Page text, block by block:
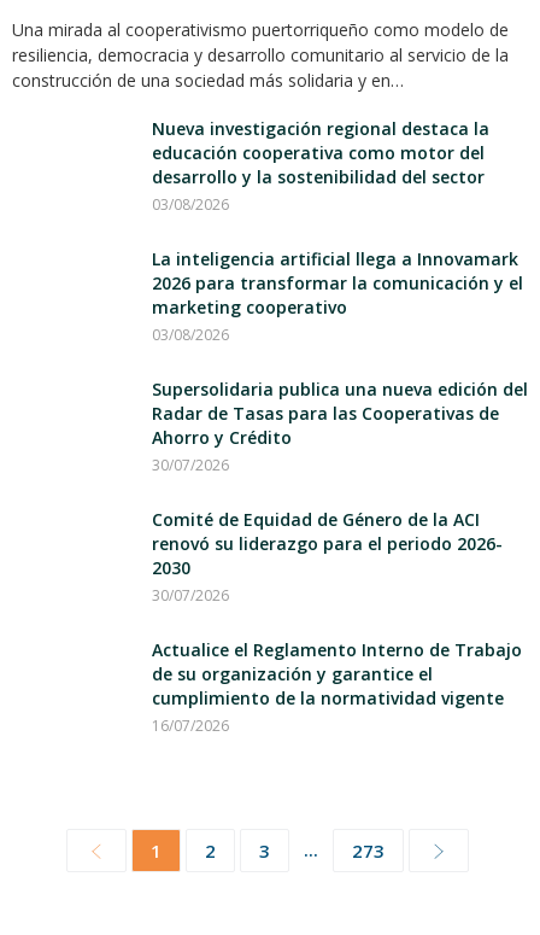
Una mirada al cooperativismo puertorriqueño como modelo de
resiliencia, democracia y desarrollo comunitario al servicio de la
construcción de una sociedad más solidaria y en…
Nueva investigación regional destaca la
educación cooperativa como motor del
desarrollo y la sostenibilidad del sector
03/08/2026
La inteligencia artificial llega a Innovamark
2026 para transformar la comunicación y el
marketing cooperativo
03/08/2026
Supersolidaria publica una nueva edición del
Radar de Tasas para las Cooperativas de
Ahorro y Crédito
30/07/2026
Comité de Equidad de Género de la ACI
renovó su liderazgo para el periodo 2026-
2030
30/07/2026
Actualice el Reglamento Interno de Trabajo
de su organización y garantice el
cumplimiento de la normatividad vigente
16/07/2026
1 2 3 ... 273